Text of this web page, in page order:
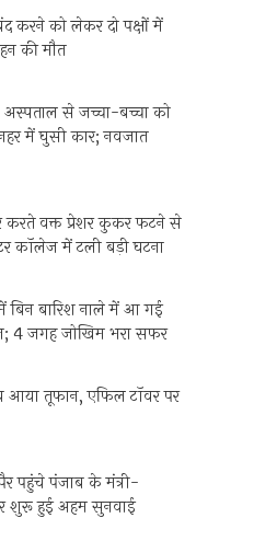
करने को लेकर दो पक्षों में
की मौत
अस्पताल से जच्चा-बच्चा को
में घुसी कार; नवजात
करते वक्त प्रेशर कुकर फटने से
कॉलेज में टली बड़ी घटना
बिन बारिश नाले में आ गई
4 जगह जोखिम भरा सफर
आया तूफान, एफिल टॉवर पर
पहुंचे पंजाब के मंत्री-
शुरू हुई अहम सुनवाई